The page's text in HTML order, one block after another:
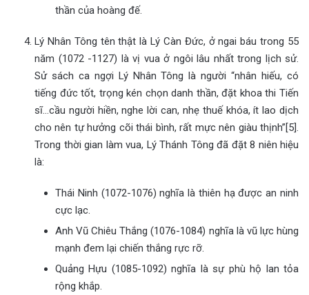
thần của hoàng đế.
Lý Nhân Tông tên thật là Lý Càn Đức, ở ngai báu trong 55
năm (1072 -1127) là vị vua ở ngôi lâu nhất trong lịch sử.
Sử sách ca ngợi Lý Nhân Tông là người “nhân hiếu, có
tiếng đức tốt, trọng kén chọn danh thần, đặt khoa thi Tiến
sĩ…cầu người hiền, nghe lời can, nhẹ thuế khóa, ít lao dịch
cho nên tự hưởng cõi thái bình, rất mực nên giàu thịnh”[5].
Trong thời gian làm vua, Lý Thánh Tông đã đặt 8 niên hiệu
là:
Thái Ninh (1072-1076) nghĩa là thiên hạ được an ninh
cực lạc.
Anh Vũ Chiêu Thắng (1076-1084) nghĩa là vũ lực hùng
mạnh đem lại chiến thắng rực rỡ.
Quảng Hựu (1085-1092) nghĩa là sự phù hộ lan tỏa
rộng khắp.